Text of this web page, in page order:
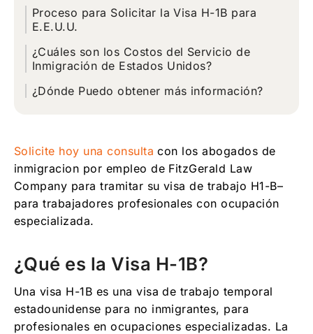
Proceso para Solicitar la Visa H-1B para
E.E.U.U.
¿Cuáles son los Costos del Servicio de
Inmigración de Estados Unidos?
¿Dónde Puedo obtener más información?
Solicite hoy una consulta con los abogados de
inmigracion por empleo de FitzGerald Law
Company para tramitar su visa de trabajo H1-B–
para trabajadores profesionales con ocupación
especializada.
¿Qué es la Visa H-1B?
Una visa H-1B es una visa de trabajo temporal
estadounidense para no inmigrantes, para
profesionales en ocupaciones especializadas. La